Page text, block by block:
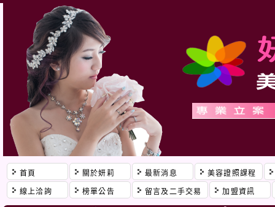
首頁 關於妍莉 最新消息 美容證照課程
線上洽詢 榜單公告 留言及二手交易 加盟資訊